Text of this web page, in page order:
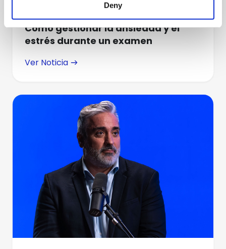
Deny
Cómo gestionar la ansiedad y el
estrés durante un examen
Ver Noticia